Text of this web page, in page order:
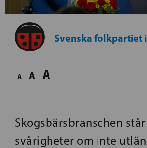
Svenska folkpartiet
A A A
Skogsbärsbranschen
svårigheter om inte